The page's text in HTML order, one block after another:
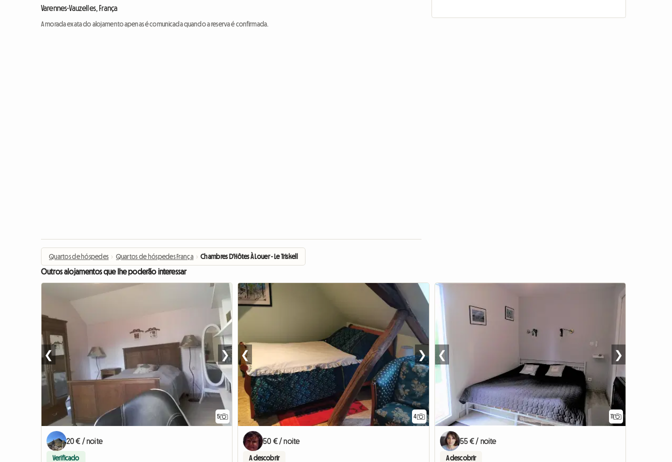
Varennes-Vauzelles, França
A morada exata do alojamento apenas é comunicada quando a reserva é confirmada.
Quartos de hóspedes › Quartos de hóspedes França › Chambres D'Hôtes À Louer - Le Triskell
Outros alojamentos que lhe poderão interessar
5
❮ ❯
20 € / noite
Verificado
4
❮ ❯
50 € / noite
A descobrir
11
❮ ❯
55 € / noite
A descobrir